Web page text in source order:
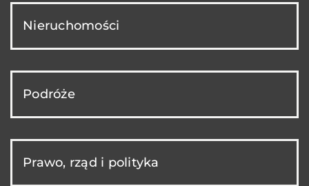
Nieruchomości
Podróże
Prawo, rząd i polityka